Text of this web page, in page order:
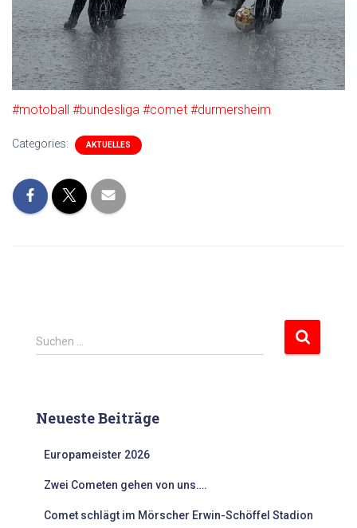
#motoball #bundesliga #comet #durmersheim
Categories: AKTUELLES
S
u
n
Suchen …
Neueste Beiträge
Europameister 2026
Zwei Cometen gehen von uns….
Comet schlägt im Mörscher Erwin-Schöffel Stadion